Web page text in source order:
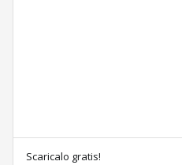
Scaricalo gratis!